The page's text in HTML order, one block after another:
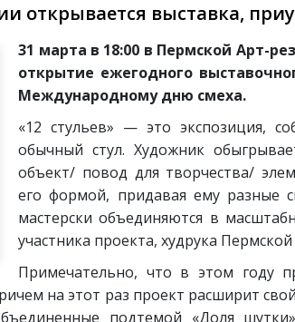
открывается выставка,
31 марта в 18:00 в Пермской Арт-
открытие ежегодного
Международному дню смеха.
«12 стульев» — это экспозиция,
обычный стул. Художник
объект/ повод для творчества/
его формой, придавая ему разные
мастерски объединяются в
участника проекта, худрука
Примечательно, что в этом году
на этот раз проект расширит
подтемой «Доля